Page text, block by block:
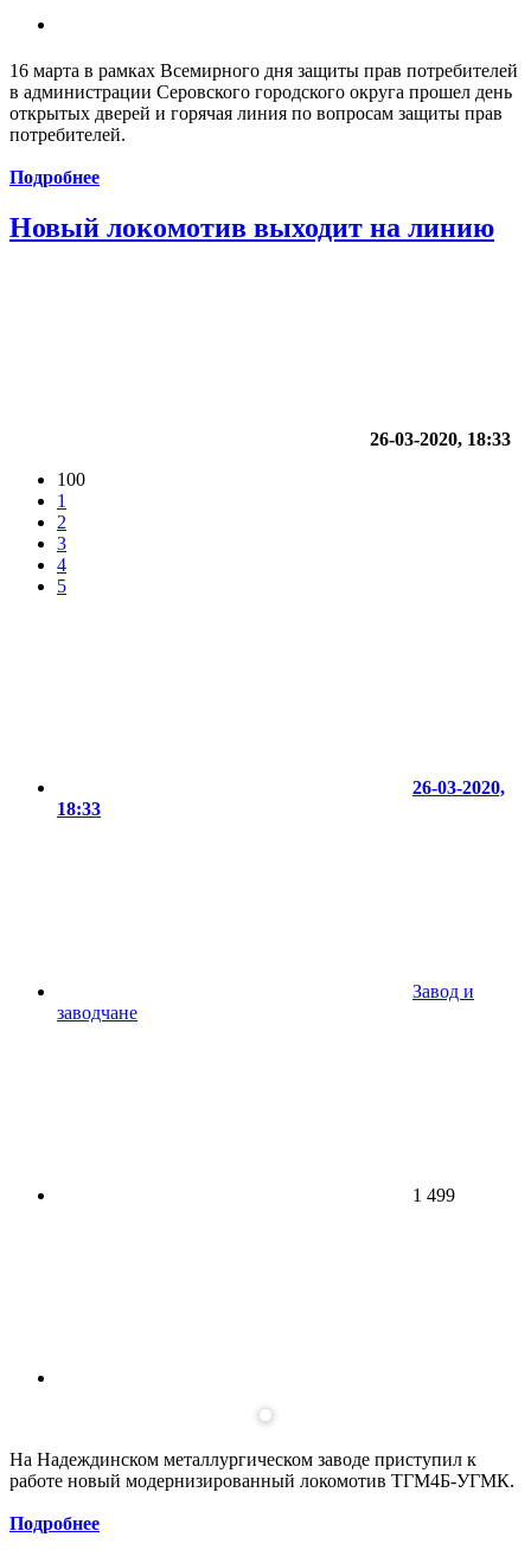
16 марта в рамках Всемирного дня защиты прав потребителей
в администрации Серовского городского округа прошел день
открытых дверей и горячая линия по вопросам защиты прав
потребителей.
Подробнее
Новый локомотив выходит на линию
26-03-2020, 18:33
100
1
2
3
4
5
26-03-2020,
18:33
Завод и
заводчане
1 499
На Надеждинском металлургическом заводе приступил к
работе новый модернизированный локомотив ТГМ4Б-УГМК.
Подробнее